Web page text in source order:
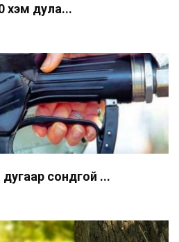
хэм дула...
сондгой ...